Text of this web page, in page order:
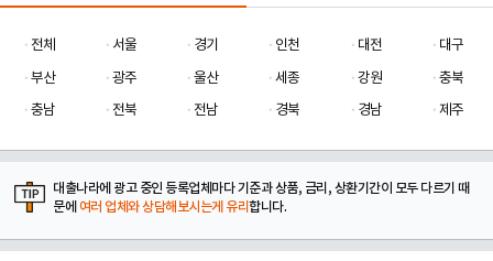
전체 서울 경기 인천 대전
대구
부산
광주 울산 세종 강원
충북
충남
전북 전남 경북 경남 제주
대출나라에 광고 중인 등록업체마다 기준과 상품, 금리, 상환기간이 모두 다르기 때
문에 여러 업체와 상담해보시는게 유리합니다.